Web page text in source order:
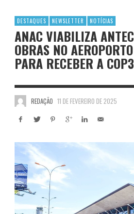
DESTAQUES NEWSLETTER NOTÍCIAS
ANAC VIABILIZA
OBRAS NO
PARA RECEBER A
REDAÇÃO 11 DE FEVEREIRO DE 2025